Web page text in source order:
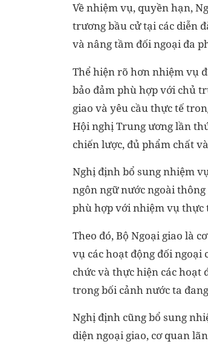
Về nhiệm vụ, quyền hạn,
trương bầu cử tại các diễn
và nâng tầm đối ngoại đa
Thể hiện rõ hơn nhiệm vụ
bảo đảm phù hợp với chủ
giao và yêu cầu thực tế
Hội nghị Trung ương lần
chiến lược, đủ phẩm chất
Nghị định bổ sung nhiệm
ngôn ngữ nước ngoài
phù hợp với nhiệm vụ thực
Theo đó, Bộ Ngoại giao là
vụ các hoạt động đối ngoại
chức và thực hiện các hoạt
trong bối cảnh nước ta
Nghị định cũng bổ sung
diện ngoại giao, cơ quan